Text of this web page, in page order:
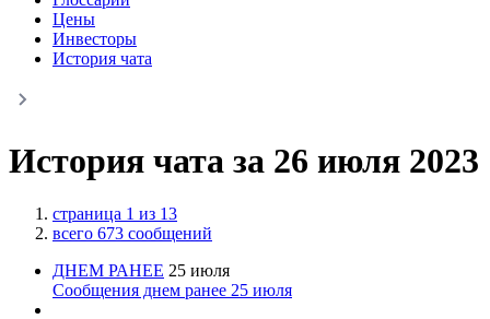
Цены
Инвесторы
История чата
История чата за 26 июля 2023
страница 1 из 13
всего 673 сообщений
ДНЕМ РАНЕЕ 25 июля
Сообщения днем ранее 25 июля